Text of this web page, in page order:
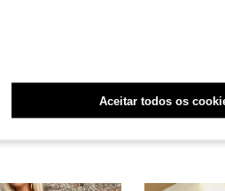
Aceitar todos os